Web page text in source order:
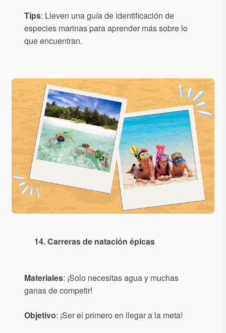
Tips: Lleven una guía de identificación de
especies marinas para aprender más sobre lo
que encuentran.
14. Carreras de natación épicas
Materiales: ¡Solo necesitas agua y muchas
ganas de competir!
Objetivo: ¡Ser el primero en llegar a la meta!